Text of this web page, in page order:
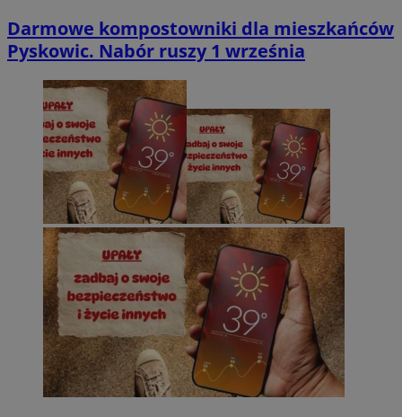
Darmowe kompostowniki dla mieszkańców
Pyskowic. Nabór ruszy 1 września